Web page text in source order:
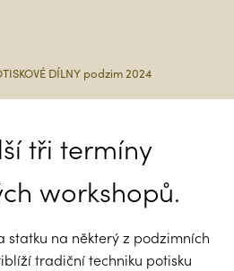
DÍLNY podzim 2024
tři termíny
workshopů.
statku na některý z podzimních
tradiční techniku potisku